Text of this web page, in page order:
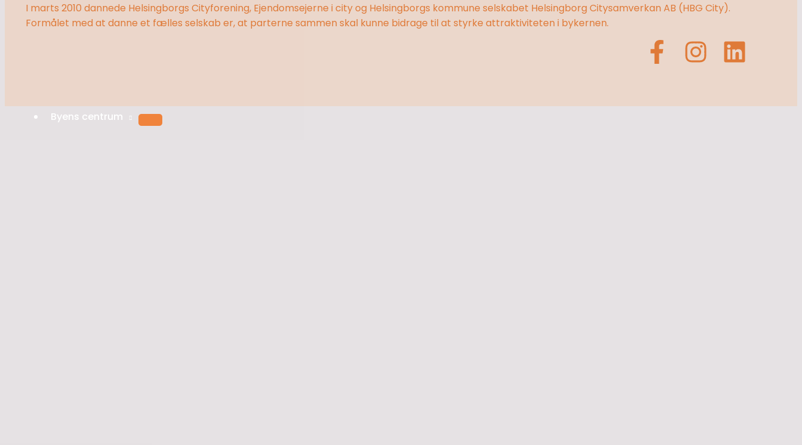
Byens centrum
I marts 2010 dannede Helsingborgs Cityforening, Ejendomsejerne i city og Helsingborgs kommune selskabet Helsingborg Citysamverkan AB (HBG City).
Formålet med at danne et fælles selskab er, at parterne sammen skal kunne bidrage til at styrke attraktiviteten i bykernen.